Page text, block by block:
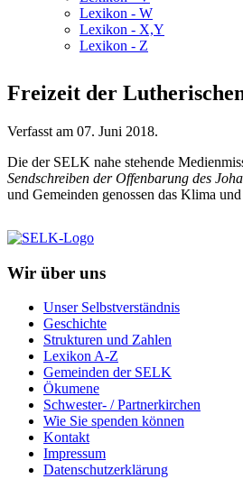
Lexikon - W
Lexikon - X,Y
Lexikon - Z
Freizeit der
Verfasst am 07. Juni 2018.
Die der SELK nahe stehende
Sendschreiben der Offenbarung des
und Gemeinden genossen das Klima
Wir über uns
Unser Selbstverständnis
Geschichte
Strukturen und Zahlen
Lexikon A-Z
Gemeinden der SELK
Ökumene
Schwester- / Partnerkirchen
Wie Sie spenden können
Kontakt
Impressum
Datenschutzerklärung